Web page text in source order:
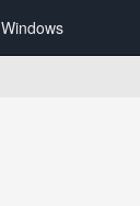
Windows